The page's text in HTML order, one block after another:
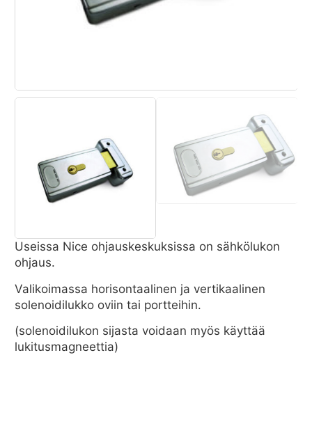
Useissa Nice ohjauskeskuksissa on sähkölukon
ohjaus.
Valikoimassa horisontaalinen ja vertikaalinen
solenoidilukko oviin tai portteihin.
(solenoidilukon sijasta voidaan myös käyttää
lukitusmagneettia)